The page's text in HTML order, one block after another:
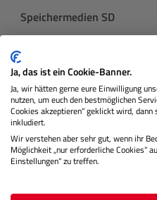
Produktgalerie überspringen
Speichermedien SD
Ja, das ist ein Cookie-Banner.
Ja, wir hätten gerne eure Einwilligung
nutzen, um euch den bestmöglichen
Cookies akzeptieren“ geklickt wird,
inkludiert.
Wir verstehen aber sehr gut, wenn ihr
Möglichkeit „nur erforderliche Cookies“
Einstellungen“ zu treffen.